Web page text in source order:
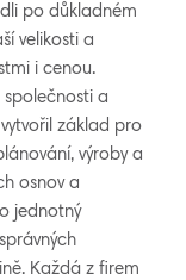
po důkladném
velikosti a
i cenou.
a
základ pro
výroby a
osnov a
jednotný
Každá z firem